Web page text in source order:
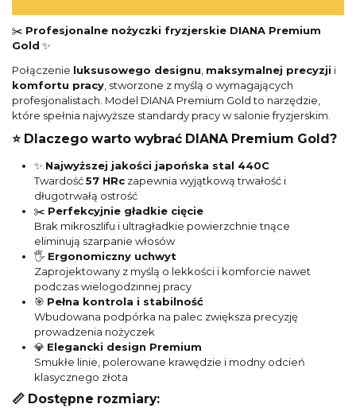
✂️ Profesjonalne nożyczki fryzjerskie DIANA Premium
Gold ✨
Połączenie luksusowego designu maksymalnej precyzji i
komfortu pracy , stworzone z myślą o wymagających
profesjonalistach. Model DIANA Premium Gold to narzędzie,
które spełnia najwyższe standardy pracy w salonie fryzjerskim.
⭐ Dlaczego warto wybrać DIANA Premium Gold?
✨ Najwyższej jakości japońska stal 440C
Twardość57 HRc zapewnia wyjątkową trwałość i
długotrwałą ostrość
✂️ Perfekcyjnie gładkie cięcie
Brak mikroszlifu i ultragładkie powierzchnie tnące
eliminują szarpanie włosów
🖐️ Ergonomiczny uchwyt
Zaprojektowany z myślą o lekkości i komforcie nawet
podczas wielogodzinnej pracy
🎯 Pełna kontrola i stabilność
Wbudowana podpórka na palec zwiększa precyzję
prowadzenia nożyczek
💎 Elegancki design Premium
Smukłe linie, polerowane krawędzie i modny odcień
klasycznego złota
📏 Dostępne rozmiary: